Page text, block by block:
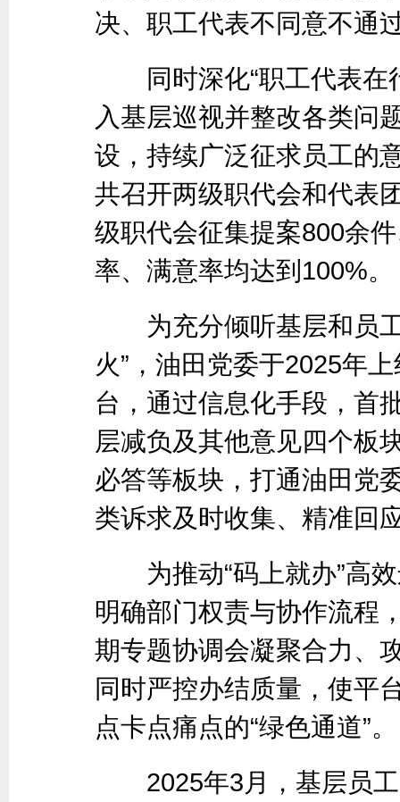
决、职工代表不同意不通
同时深化“职工代表在
入基层巡视并整改各类问
设，持续广泛征求员工的
共召开两级职代会和代表
级职代会征集提案800余
率、满意率均达到100%。
为充分倾听基层和员工
火”，油田党委于2025年
台，通过信息化手段，首
层减负及其他意见四个板
必答等板块，打通油田党
类诉求及时收集、精准回
为推动“码上就办”高效
明确部门权责与协作流程
期专题协调会凝聚合力、
同时严控办结质量，使平
点卡点痛点的“绿色通道”。
2025年3月，基层员工